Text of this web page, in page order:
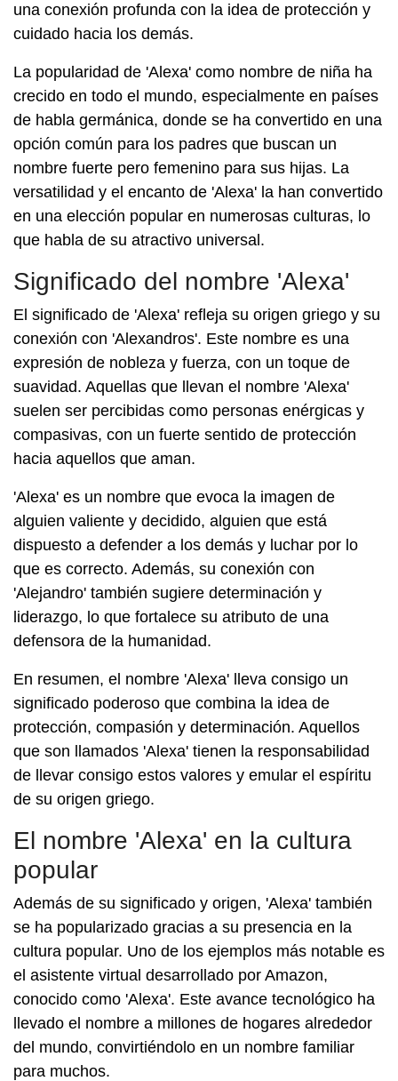
una conexión profunda con la idea de protección y
cuidado hacia los demás.
La popularidad de 'Alexa' como nombre de niña ha
crecido en todo el mundo, especialmente en países
de habla germánica, donde se ha convertido en una
opción común para los padres que buscan un
nombre fuerte pero femenino para sus hijas. La
versatilidad y el encanto de 'Alexa' la han convertido
en una elección popular en numerosas culturas, lo
que habla de su atractivo universal.
Significado del nombre 'Alexa'
El significado de 'Alexa' refleja su origen griego y su
conexión con 'Alexandros'. Este nombre es una
expresión de nobleza y fuerza, con un toque de
suavidad. Aquellas que llevan el nombre 'Alexa'
suelen ser percibidas como personas enérgicas y
compasivas, con un fuerte sentido de protección
hacia aquellos que aman.
'Alexa' es un nombre que evoca la imagen de
alguien valiente y decidido, alguien que está
dispuesto a defender a los demás y luchar por lo
que es correcto. Además, su conexión con
'Alejandro' también sugiere determinación y
liderazgo, lo que fortalece su atributo de una
defensora de la humanidad.
En resumen, el nombre 'Alexa' lleva consigo un
significado poderoso que combina la idea de
protección, compasión y determinación. Aquellos
que son llamados 'Alexa' tienen la responsabilidad
de llevar consigo estos valores y emular el espíritu
de su origen griego.
El nombre 'Alexa' en la cultura
popular
Además de su significado y origen, 'Alexa' también
se ha popularizado gracias a su presencia en la
cultura popular. Uno de los ejemplos más notable es
el asistente virtual desarrollado por Amazon,
conocido como 'Alexa'. Este avance tecnológico ha
llevado el nombre a millones de hogares alrededor
del mundo, convirtiéndolo en un nombre familiar
para muchos.